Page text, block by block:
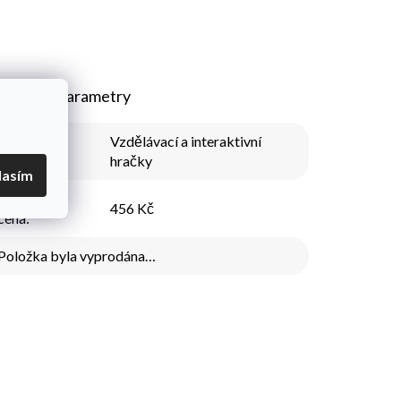
parametry
Vzdělávací a interaktivní
hračky
:
456 Kč
byla vyprodána…